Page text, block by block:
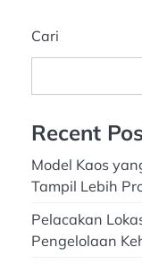
Cari
Recent
Model Kaos
Tampil Lebih
Pelacakan
Pengelolaan